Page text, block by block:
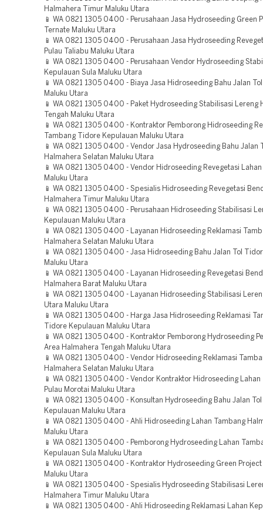
Halmahera Timur Maluku Utara
📱 WA 0821 1305 0400 - Perusahaan Jasa Hydroseeding Green
Ternate Maluku Utara
📱 WA 0821 1305 0400 - Perusahaan Jasa Hydroseeding
Pulau Taliabu Maluku Utara
📱 WA 0821 1305 0400 - Perusahaan Vendor Hydroseeding
Kepulauan Sula Maluku Utara
📱 WA 0821 1305 0400 - Biaya Jasa Hidroseeding Bahu Jalan
Maluku Utara
📱 WA 0821 1305 0400 - Paket Hydroseeding Stabilisasi Lereng
Tengah Maluku Utara
📱 WA 0821 1305 0400 - Kontraktor Pemborong Hidroseeding
Tambang Tidore Kepulauan Maluku Utara
📱 WA 0821 1305 0400 - Vendor Jasa Hydroseeding Bahu Jalan
Halmahera Selatan Maluku Utara
📱 WA 0821 1305 0400 - Vendor Hidroseeding Revegetasi
Maluku Utara
📱 WA 0821 1305 0400 - Spesialis Hidroseeding Revegetasi
Halmahera Timur Maluku Utara
📱 WA 0821 1305 0400 - Perusahaan Hidroseeding Stabilisasi
Kepulauan Maluku Utara
📱 WA 0821 1305 0400 - Layanan Hidroseeding Reklamasi
Halmahera Selatan Maluku Utara
📱 WA 0821 1305 0400 - Jasa Hidroseeding Bahu Jalan Tol
Maluku Utara
📱 WA 0821 1305 0400 - Layanan Hidroseeding Revegetasi
Halmahera Barat Maluku Utara
📱 WA 0821 1305 0400 - Layanan Hidroseeding Stabilisasi
Utara Maluku Utara
📱 WA 0821 1305 0400 - Harga Jasa Hidroseeding Reklamasi
Tidore Kepulauan Maluku Utara
📱 WA 0821 1305 0400 - Kontraktor Pemborong Hydroseeding
Area Halmahera Tengah Maluku Utara
📱 WA 0821 1305 0400 - Vendor Hidroseeding Reklamasi
Halmahera Selatan Maluku Utara
📱 WA 0821 1305 0400 - Vendor Kontraktor Hidroseeding Lahan
Pulau Morotai Maluku Utara
📱 WA 0821 1305 0400 - Konsultan Hydroseeding Bahu Jalan
Kepulauan Maluku Utara
📱 WA 0821 1305 0400 - Ahli Hidroseeding Lahan Tambang
Maluku Utara
📱 WA 0821 1305 0400 - Pemborong Hydroseeding Lahan
Kepulauan Sula Maluku Utara
📱 WA 0821 1305 0400 - Kontraktor Hydroseeding Green Project
Maluku Utara
📱 WA 0821 1305 0400 - Spesialis Hydroseeding Stabilisasi
Halmahera Timur Maluku Utara
📱 WA 0821 1305 0400 - Ahli Hidroseeding Reklamasi Lahan